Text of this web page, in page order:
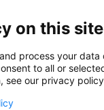
on this site
process your
to all or
see our privacy